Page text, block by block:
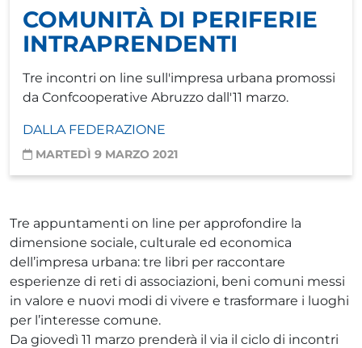
COMUNITÀ DI PERIFERIE
INTRAPRENDENTI
Tre incontri on line sull'impresa urbana promossi
da Confcooperative Abruzzo dall'11 marzo.
DALLA FEDERAZIONE
MARTEDÌ 9 MARZO 2021
Tre appuntamenti on line per approfondire la
dimensione sociale, culturale ed economica
dell’impresa urbana: tre libri per raccontare
esperienze di reti di associazioni, beni comuni messi
in valore e nuovi modi di vivere e trasformare i luoghi
per l’interesse comune.
Da giovedì 11 marzo prenderà il via il ciclo di incontri